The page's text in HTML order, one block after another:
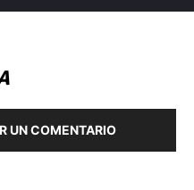
UN COMENTARIO